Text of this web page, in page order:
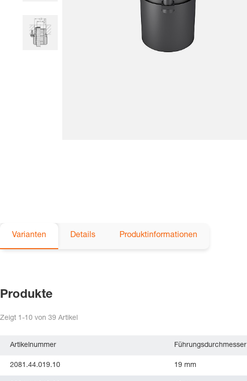
Varianten Details Produktinformationen
Produkte
Zeigt 1-10 von 39 Artikel
Artikelnummer Führungsdurchmesser
2081.44.019.10 19 mm